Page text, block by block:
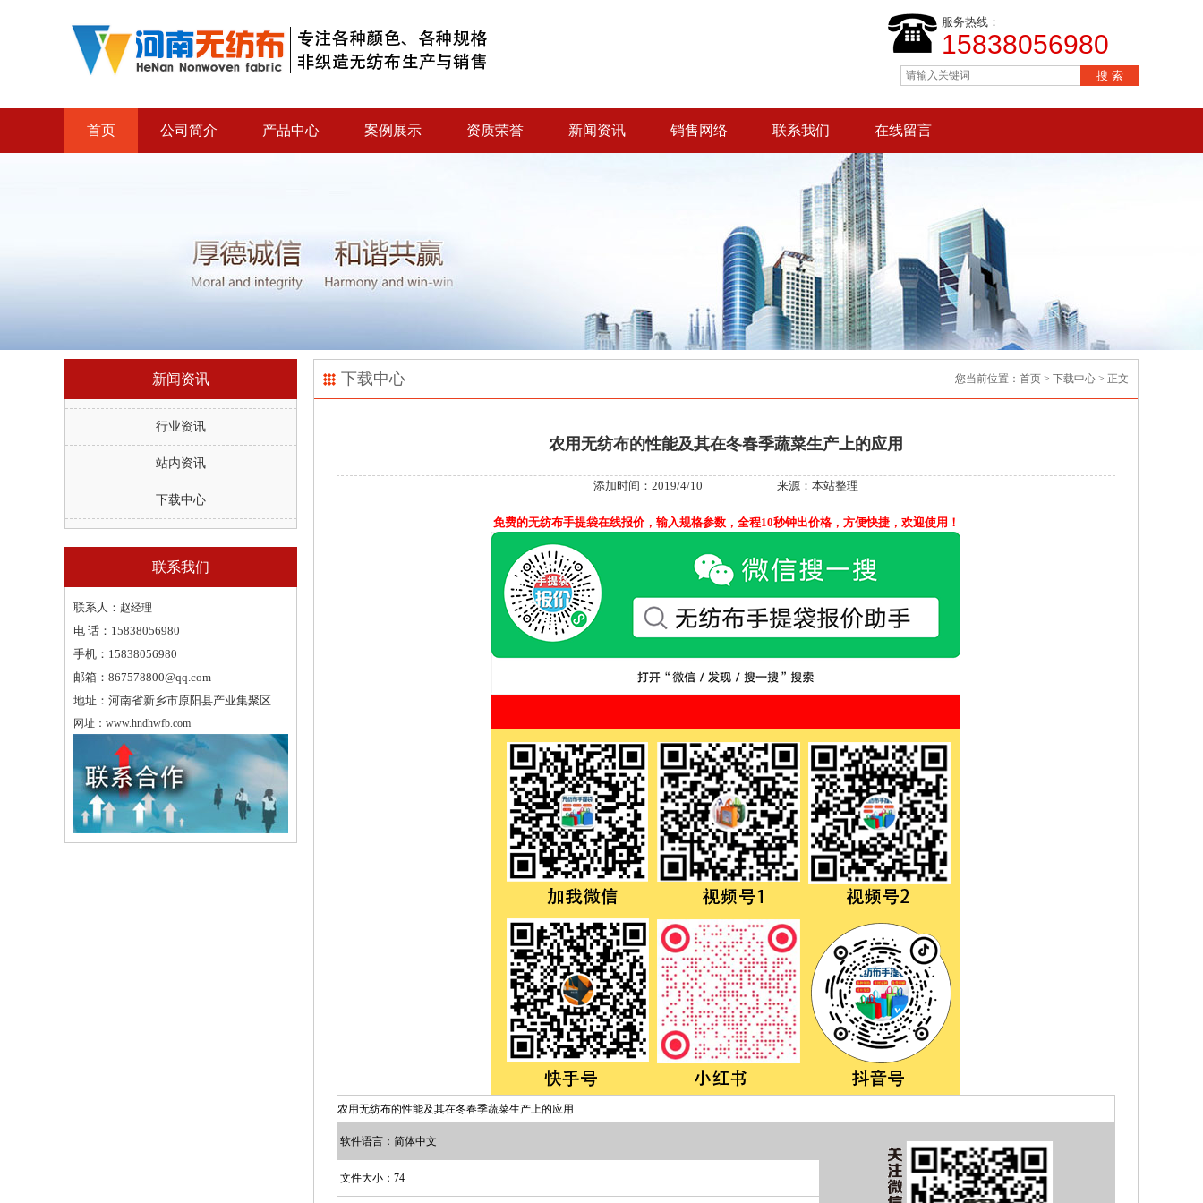
服务热线：
15838056980
首页 公司简介 产品中心 案例展示 资质荣誉 新闻资讯 销售网络 联系我们 在线留言
新闻资讯
行业资讯
站内资讯
下载中心
联系我们
联系人： 赵经理
电 话： 15838056980
手机： 15838056980
邮箱： 867578800@qq.com
地址： 河南省新乡市原阳县产业集聚区
网址： www.hndhwfb.com
您当前位置： 首页 > 下载中心 > 正文
下载中心
农用无纺布的性能及其在冬春季蔬菜生产上的应用
添加时间：2019/4/10 来源：本站整理
免费的无纺布手提袋在线报价，输入规格参数，全程10秒钟出价格，方便快捷，欢迎使用！
农用无纺布的性能及其在冬春季蔬菜生产上的应用
软件语言：简体中文
文件大小：74